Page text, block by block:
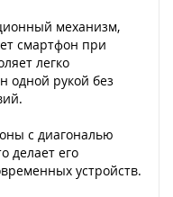
механизм,
смартфон при
легко
одной рукой без
с диагональю
делает его
устройств.